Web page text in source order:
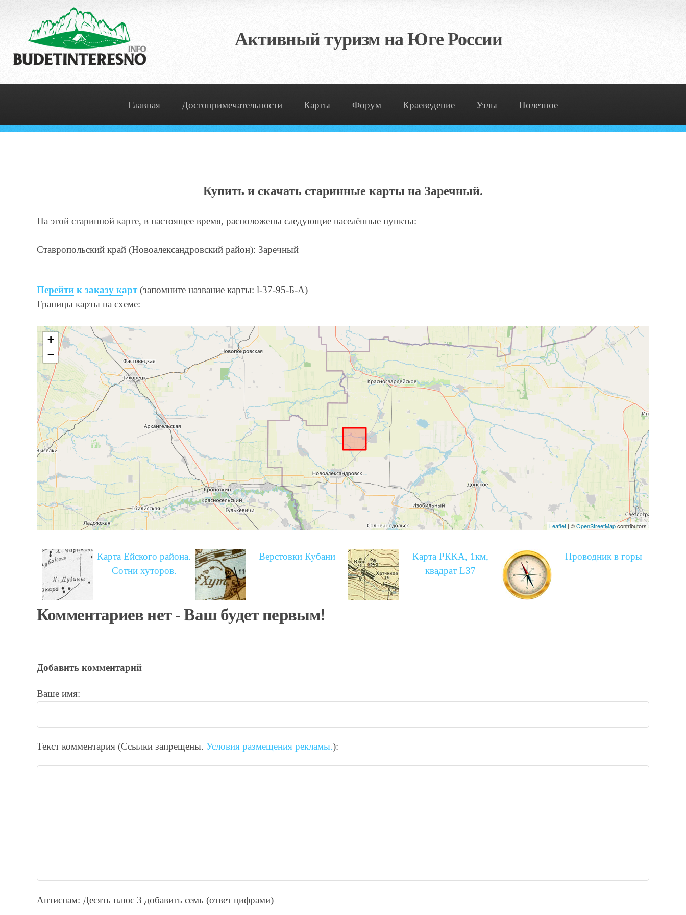
Активный туризм на Юге России
Главная Достопримечательности Карты Форум Краеведение Узлы Полезное
Купить и скачать старинные карты на Заречный.
На этой старинной карте, в настоящее время, расположены следующие населённые пункты:
Ставропольский край (Новоалександровский район): Заречный
Перейти к заказу карт (запомните название карты: l-37-95-Б-А)
Границы карты на схеме:
+
−
Leaflet | ©OpenStreetMapcontributors
Карта Ейского района.
Сотни хуторов.
Верстовки Кубани
Карта РККА, 1км,
квадрат L37
Проводник в горы
Комментариев нет - Ваш будет первым!
Добавить комментарий
Ваше имя:
Текст комментария (Ссылки запрещены. Условия размещения рекламы.):
Антиспам: Дecять плюc 3 добавить ceмь (ответ цифрами)